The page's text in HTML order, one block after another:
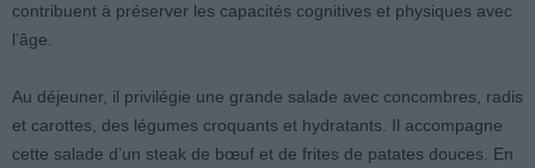
contribuent à préserver les capacités cognitives et physiques avec
l’âge.
Au déjeuner, il privilégie une grande salade avec concombres, radis
et carottes, des légumes croquants et hydratants. Il accompagne
cette salade d’un steak de bœuf et de frites de patates douces. En